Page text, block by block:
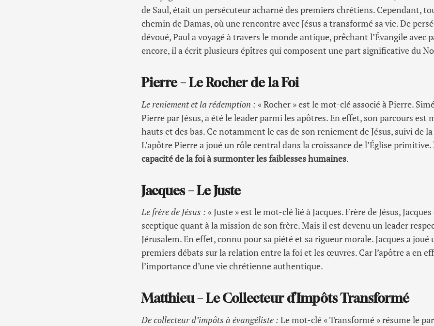
de Saul, était un persécuteur acharné des premiers chrétiens. Cependant,
chemin de Damas, où une rencontre avec Jésus a transformé sa vie. De
dévoué, Paul a voyagé à travers le monde antique, prêchant l’Évangile avec
encore, il a écrit plusieurs épîtres qui composent une part significative du
Pierre – Le Rocher de la Foi
Le reniement et la rédemption : « Rocher » est le mot-clé associé à Pierre.
Pierre par Jésus, a été le leader parmi les apôtres. En effet, son parcours est
hauts et des bas. Ce notamment le cas de son reniement de Jésus, suivi de
L’apôtre Pierre a joué un rôle central dans la croissance de l’Église primitive.
capacité de la foi à surmonter les faiblesses humaines.
Jacques – Le Juste
Le frère de Jésus : « Juste » est le mot-clé lié à Jacques. Frère de Jésus,
sceptique quant à la mission de son frère. Mais il est devenu un leader
Jérusalem. En effet, connu pour sa piété et sa rigueur morale. Jacques a joué
premiers débats sur la relation entre la foi et les œuvres. Car l’apôtre a en
l’importance d’une vie chrétienne authentique.
Matthieu – Le Collecteur d’Impôts Transformé
De collecteur d’impôts à évangéliste : Le mot-clé « Transformé » résume le